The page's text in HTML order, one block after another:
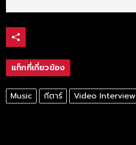
แท็กที่เกี่ยวข้อง
Music กีตาร์ Video Interview